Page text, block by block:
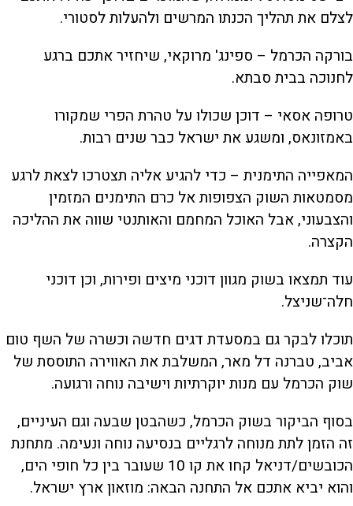
לצלם את תהליך הכנתו המרשים ולהעלות לסטורי.
בורקה הכרמל – ספינג' מרוקאי, שיחזיר אתכם ברגע
לחנוכה בבית סבתא.
טרופה אסאי – דוכן שכולו על טהרת הפרי שמקורו
באמזונאס, ומשגע את ישראל כבר שנים רבות.
המאפייה התימנית – כדי להגיע אליה תצטרכו לצאת לרגע
מסמטאות השוק הצפופות אל כרם התימנים המזמין
והצבעוני, אבל האוכל המחמם והאותנטי שווה את ההליכה
הקצרה.
עוד תמצאו בשוק מגוון דוכני מיצים ופירות, וכן דוכני
חלה־שניצל.
תוכלו לבקר גם במסעדת דגים חדשה וכשרה של השף טום
אביב, טברנה דל מאר, המשלבת את האווירה התוססת של
שוק הכרמל עם מנות יוקרתיות וישיבה נוחה ורגועה.
בסוף הביקור בשוק הכרמל, כשהבטן שבעה וגם העיניים,
זה הזמן לתת מנוחה לרגליים בנסיעה נוחה ונעימה. מתחנת
הכובשים/דניאל קחו את קו 10 שעובר בין כל חופי הים,
והוא יביא אתכם אל התחנה הבאה: מוזאון ארץ ישראל.